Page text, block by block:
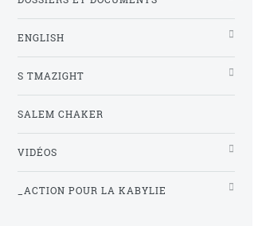
ENGLISH
S TMAZIGHT
SALEM CHAKER
VIDÉOS
_ACTION POUR LA KABYLIE